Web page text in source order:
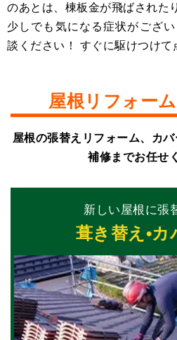
のあとは、棟板⾦が⾶ばされた
少しでも気になる症状がござ
談ください！ すぐに駆けつけて
屋根リフォー
屋根の張替えリフォーム、カ
補修までお任せ
新しい屋根に張
葺き替え•カ